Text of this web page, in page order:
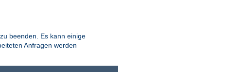
beenden. Es kann einige
Anfragen werden